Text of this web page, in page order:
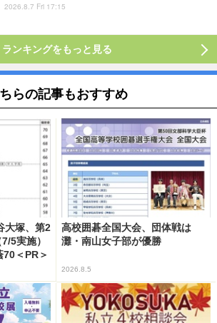
2026.8.7 Fri 17:15
ランキングをもっと見る
らの記事もおすすめ
大塚、第2
5実施）
＜PR＞
高校囲碁全国大会、団体戦は
灘・南山女子部が優勝
2026.8.5